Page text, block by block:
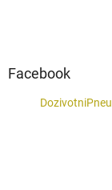
Facebook
DozivotniPneu